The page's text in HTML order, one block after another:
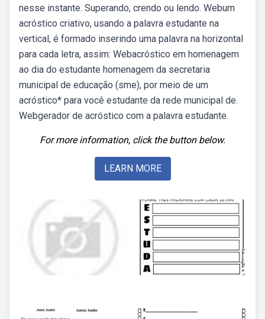
nesse instante. Superando, crendo ou lendo. Webum
acróstico criativo, usando a palavra estudante na
vertical, é formado inserindo uma palavra na horizontal
para cada letra, assim: Webacróstico em homenagem
ao dia do estudante homenagem da secretaria
municipal de educação (sme), por meio de um
acróstico* para você estudante da rede municipal de.
Webgerador de acróstico com a palavra estudante.
For more information, click the button below.
LEARN MORE